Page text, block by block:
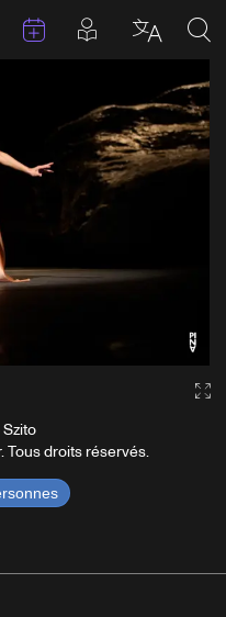
Évenements
Articles en
Tous droits réservés.